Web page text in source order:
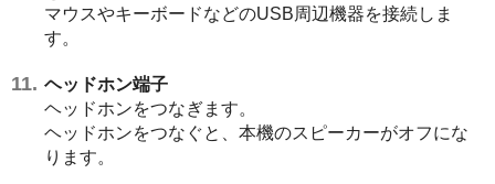
マウスやキーボードなどのUSB周辺機器を接続しま
す。
ヘッドホン端子
ヘッドホンをつなぎます。
ヘッドホンをつなぐと、本機のスピーカーがオフにな
ります。